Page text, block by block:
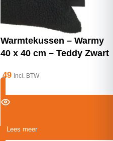
Warmtekussen – Warmy
40 x 40 cm – Teddy Zwart
49 Incl. BTW
Lees meer